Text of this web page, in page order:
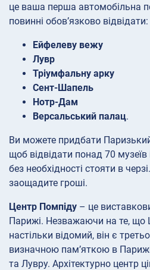
це ваша перша автомобільна
повинні обов’язково відвідати:
Ейфелеву вежу
Лувр
Тріумфальну арку
Сент-Шапель
Нотр-Дам
Версальський палац.
Ви можете придбати
щоб відвідати понад 70 музеїв
без необхідності стояти в
заощадите гроші.
Центр Помпіду – це
Парижі. Незважаючи на те, що
настільки відомий, він є
визначною пам’яткою в
та Лувру. Архітектурно центр